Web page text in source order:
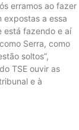
erramos ao fazer
expostas a essa
está fazendo e aí
Serra, como
soltos”,
TSE ouvir as
e à